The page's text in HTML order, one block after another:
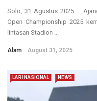
Solo, 31 Agustus 2025 –
Open Championship 2025
lintasan Stadion ...
Alam August 31, 2025
LARI NASIONAL NEWS